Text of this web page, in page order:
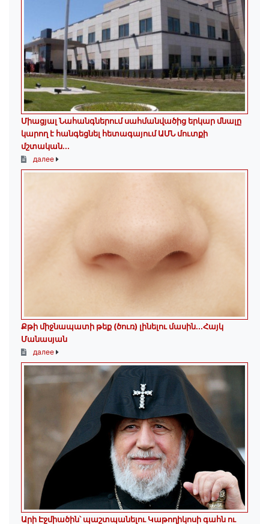
Միացյալ Նահանգներում սահմանվածից երկար մնալը
կարող է հանգեցնել հետագայում ԱՄՆ մուտքի
մշտական...
далее
Քթի միջնապատի թեք (ծուռ) լինելու մասին․․․Հայկ
Մանասյան
далее
Արի Էջմիածին՝ պաշտպանելու Կաթողիկոսի գահն ու